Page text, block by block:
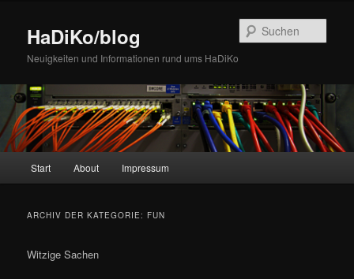
wechseln
wechseln
HaDiKo/blog
Neuigkeiten und Informationen rund ums HaDiKo
Start About Impressum
ARCHIV DER KATEGORIE: FUN
Witzige Sachen